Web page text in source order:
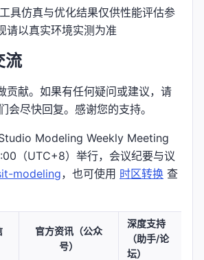
具仿真与优化结果仅供性能评估参
请以真实环境实测为准
流
贡献。如果有任何疑问或建议，请
会尽快回复。感谢您的支持。
Modeling Weekly Meeting
（UTC+8）举行，会议纪要与议
modeling，也可使用 时区转换 查
官方资讯（公众
号）
深度支持
（助手/论
坛）